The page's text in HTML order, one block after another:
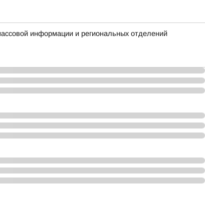
информации и региональных отделений